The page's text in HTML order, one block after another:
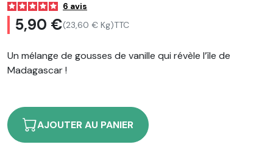
6 avis
5,90 €(23,60 € Kg)TTC
Un mélange de gousses de vanille qui révèle l’île de
Madagascar !
AJOUTER AU PANIER